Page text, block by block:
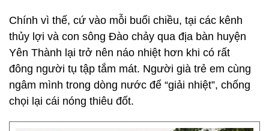
Chính vì thế, cứ vào mỗi buổi chiều, tại các kênh
thủy lợi và con sông Đào chảy qua địa bàn huyện
Yên Thành lại trở nên náo nhiệt hơn khi có rất
đông người tụ tập tắm mát. Người già trẻ em cùng
ngâm mình trong dòng nước để “giải nhiệt”, chống
chọi lại cái nóng thiêu đốt.